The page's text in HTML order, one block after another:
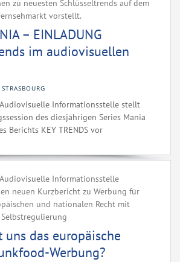
zu neuesten Schlüsseltrends auf dem
vorstellt.
– EINLADUNG
im audiovisuellen
STRASBOURG
Informationsstelle stellt
des diesjährigen Series Mania
Berichts KEY TRENDS vor
Informationsstelle
neuen Kurzbericht zu Werbung für
und nationalen Recht mit
uns das europäische
Werbung?